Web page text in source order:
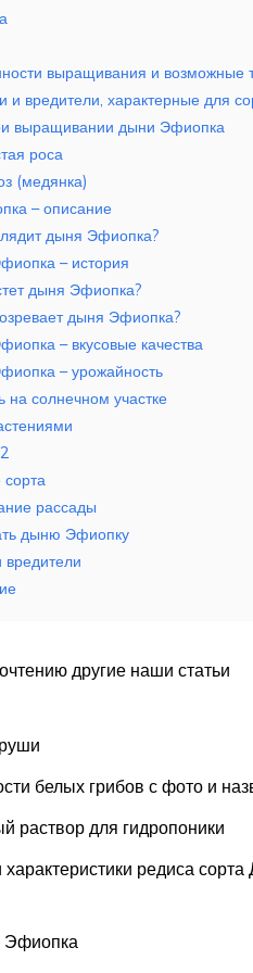
выращивания и возможные
и вредители, характерные для
выращивании дыни Эфиопка
роса
(медянка)
– описание
дыня Эфиопка?
– история
дыня Эфиопка?
дыня Эфиопка?
– вкусовые качества
– урожайность
на солнечном участке
рассады
дыню Эфиопку
вредители
другие наши статьи
белых грибов с фото и
раствор для гидропоники
редиса сорта
Эфиопка